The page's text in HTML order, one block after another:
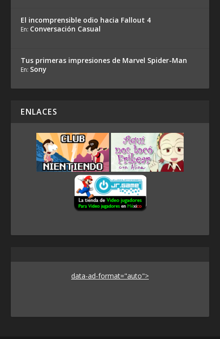
El incomprensible odio hacia Fallout 4
En: Conversación Casual
Tus primeras impresiones de Marvel Spider-Man
En: Sony
ENLACES
data-ad-format="auto">